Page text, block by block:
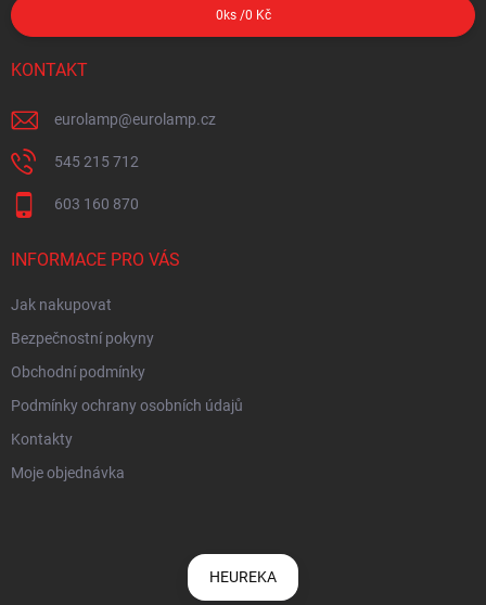
0 ks /0 Kč
KONTAKT
eurolamp@eurolamp.cz
545 215 712
603 160 870
INFORMACE PRO VÁS
Jak nakupovat
Bezpečnostní pokyny
Obchodní podmínky
Podmínky ochrany osobních údajů
Kontakty
Moje objednávka
HEUREKA